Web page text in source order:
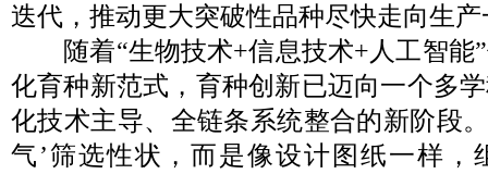
迭代，推动更大突破性品种尽快走向生
随着“生物技术+信息技术+人工智能”
化育种新范式，育种创新已迈向一个多
化技术主导、全链条系统整合的新阶段
气’筛选性状，而是像设计图纸一样，